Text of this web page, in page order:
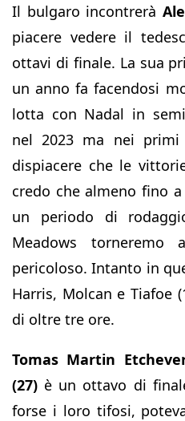
Il bulgaro incontrerà
piacere vedere il
ottavi di finale. La sua
un anno fa facendosi
lotta con Nadal in
nel 2023 ma nei
dispiacere che le
credo che almeno fino
un periodo di
Meadows torneremo
pericoloso. Intanto in
Harris, Molcan e Tiafoe
di oltre tre ore.
Tomas Martin
(27) è un ottavo di
forse i loro tifosi,